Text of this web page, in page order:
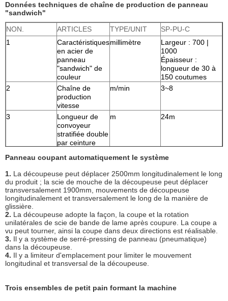
Données techniques de chaîne de production de panneau
"sandwich"
NON.
ARTICLES TYPE/UNIT
SP-PU-C
1
Caractéristiques
en acier de
panneau
"sandwich" de
couleur
millimètre
Largeur : 700 |
1000
Épaisseur :
longueur de 30 à
150 coutumes
2
Chaîne de
production
vitesse
m/min 3~8
3
Longueur de
convoyeur
stratifiée double
par ceinture
m 24m
4
La température
maximale de la
circulation d'air
chaud
5
Puissance
totale
Kilowatt 300
6
Ligne
dimensions (L ×
de × W H)
millimètre
Au sujet de
56000×7000×3800
7
La capacité de
puissance
installée par
total
Kilowatt Environ 207
fourneau
Panneau coupant automatiquement le système
1. La découpeuse peut déplacer 2500mm longitudinalement le long
du produit ; la scie de mouche de la découpeuse peut déplacer
transversalement 1900mm, mouvements de découpeuse
longitudinalement et transversalement le long de la manière de
glissière.
2. La découpeuse adopte la façon, la coupe et la rotation
unilatérales de scie de bande de lame après coupure. La coupe a
vu peut tourner, ainsi la coupe dans deux directions est réalisable.
3. Il y a système de serré-pressing de panneau (pneumatique)
dans la découpeuse.
4. Il y a limiteur d'emplacement pour limiter le mouvement
longitudinal et transversal de la découpeuse.
Trois ensembles de petit pain formant la machine